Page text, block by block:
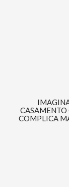
CASAMENTO
COMPLICA